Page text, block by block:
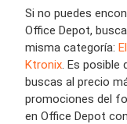
Si no puedes
Office Depot,
misma categoría:
Ktronix. Es posible
buscas al precio
promociones del
en Office Depot